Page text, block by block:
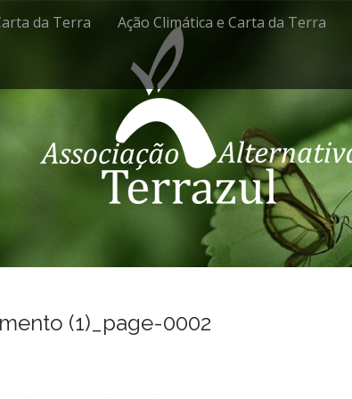
da Terra Ação Climática e Carta da Terra
(1)_page-0002